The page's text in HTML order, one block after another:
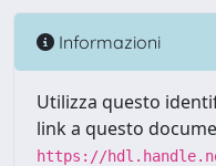
Informazioni
Utilizza questo
link a questo
https://